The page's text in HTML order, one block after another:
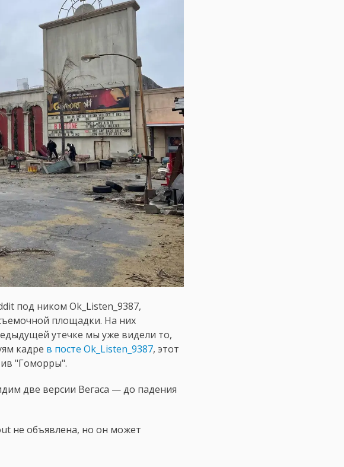
под ником Ok_Listen_9387,
площадки. На них
утечке мы уже видели то,
кадре в посте Ok_Listen_9387, этот
"Гоморры".
две версии Вегаса — до падения
не объявлена, но он может